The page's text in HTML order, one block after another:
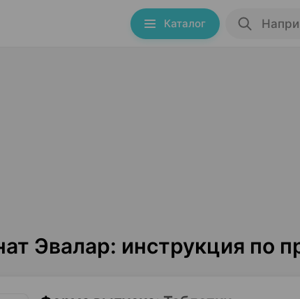
Каталог
Эвалар: инструкция по